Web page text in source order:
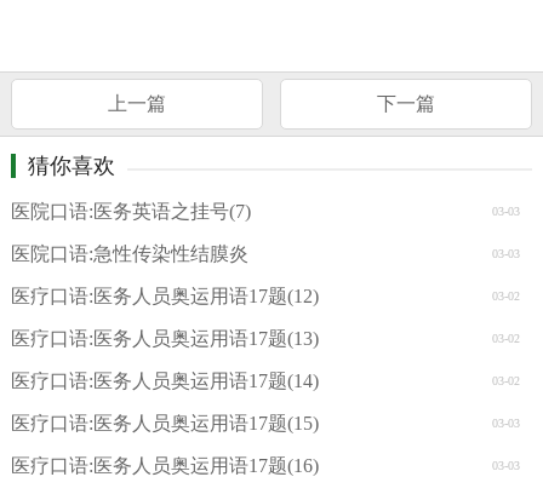
上一篇 下一篇
猜你喜欢
03-03
医院口语:医务英语之挂号(7)
03-03
医院口语:急性传染性结膜炎
03-02
医疗口语:医务人员奥运用语17题(12)
03-02
医疗口语:医务人员奥运用语17题(13)
03-02
医疗口语:医务人员奥运用语17题(14)
03-03
医疗口语:医务人员奥运用语17题(15)
03-03
医疗口语:医务人员奥运用语17题(16)